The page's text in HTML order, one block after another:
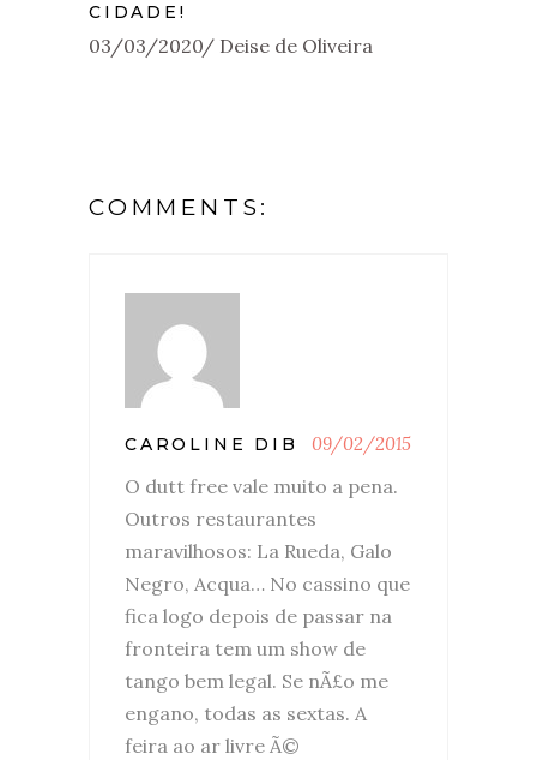
CIDADE!
03/03/2020 Deise de Oliveira
COMMENTS:
CAROLINE DIB 09/02/2015
O dutt free vale muito a pena.
Outros restaurantes
maravilhosos: La Rueda, Galo
Negro, Acqua… No cassino que
fica logo depois de passar na
fronteira tem um show de
tango bem legal. Se nÃ£o me
engano, todas as sextas. A
feira ao ar livre Ã©